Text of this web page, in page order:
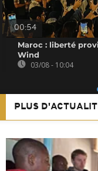
00:54
Maroc : liberté
Wind
03/08 - 10:04
PLUS